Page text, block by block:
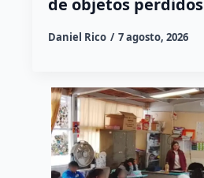
de objetos perdidos
Daniel Rico 7 agosto, 2026